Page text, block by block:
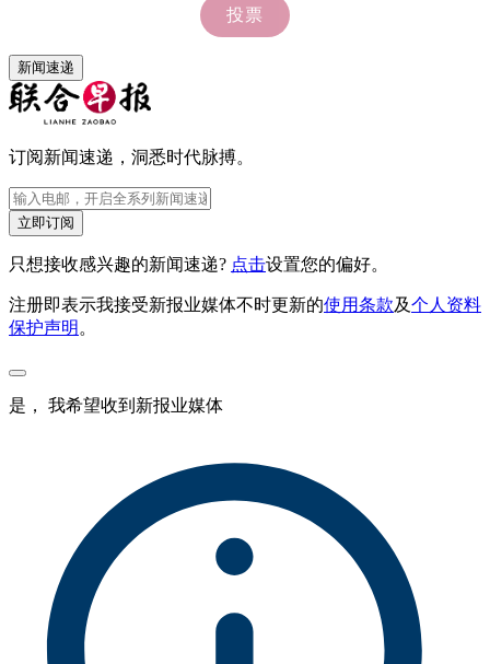
新闻速递
订阅新闻速递，洞悉时代脉搏。
立即订阅
只想接收感兴趣的新闻速递? 点击设置您的偏好。
注册即表示我接受新报业媒体不时更新的使用条款及个人资料
保护声明 。
是， 我希望收到新报业媒体